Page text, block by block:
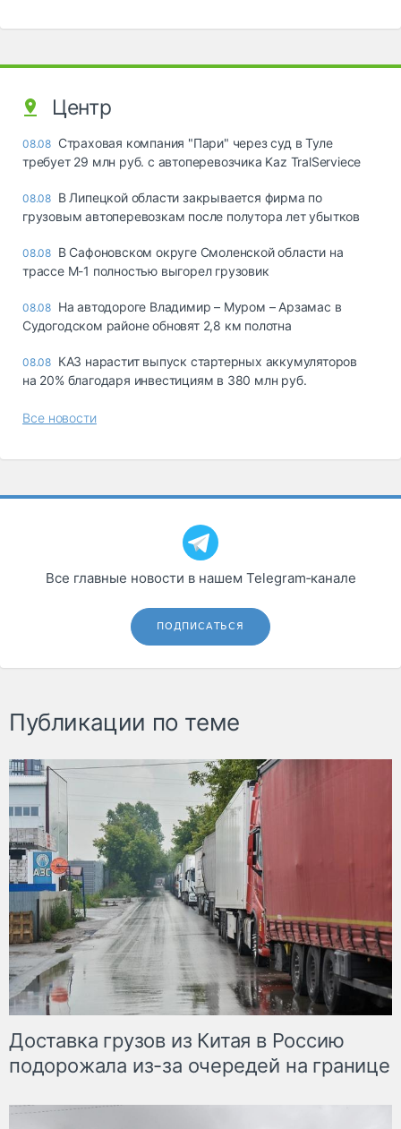
Центр
08.08 Страховая компания "Пари" через суд в Туле
требует 29 млн руб. с автоперевозчика Kaz TralServiece
08.08 В Липецкой области закрывается фирма по
грузовым автоперевозкам после полутора лет убытков
08.08 В Сафоновском округе Смоленской области на
трассе М-1 полностью выгорел грузовик
08.08 На автодороге Владимир – Муром – Арзамас в
Судогодском районе обновят 2,8 км полотна
08.08 КАЗ нарастит выпуск стартерных аккумуляторов
на 20% благодаря инвестициям в 380 млн руб.
Все новости
Все главные новости в нашем Telegram‑канале
ПОДПИСАТЬСЯ
Публикации по теме
Доставка грузов из Китая в Россию
подорожала из-за очередей на границе